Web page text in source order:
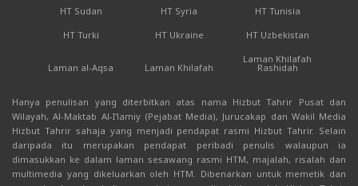
HT Sudan
HT Syria
HT Tunisia
HT Turki
HT Ukraine HT Uzbekistan
Laman al-Aqsa Laman Khilafah
Laman Khilafah
Rashidah
Hanya penulisan yang diterbitkan atas nama Hizbut Tahrir Pusat dan
Wilayah, Al-Maktab Al-I'lamiy (Pejabat Media), Jurucakap dan Wakil Media
Hizbut Tahrir sahaja yang menjadi pendapat rasmi Hizbut Tahrir. Selain
daripada itu merupakan pendapat peribadi penulis walaupun ia
dimasukkan ke dalam laman sesawang rasmi HTM, majalah, risalah dan
multimedia yang dikeluarkan oleh HTM. Dibenarkan untuk memetik dan